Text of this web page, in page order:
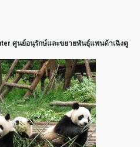
ศูนย์อนุรักษ์และขยายพันธุ์แพนด้าเฉิงตู